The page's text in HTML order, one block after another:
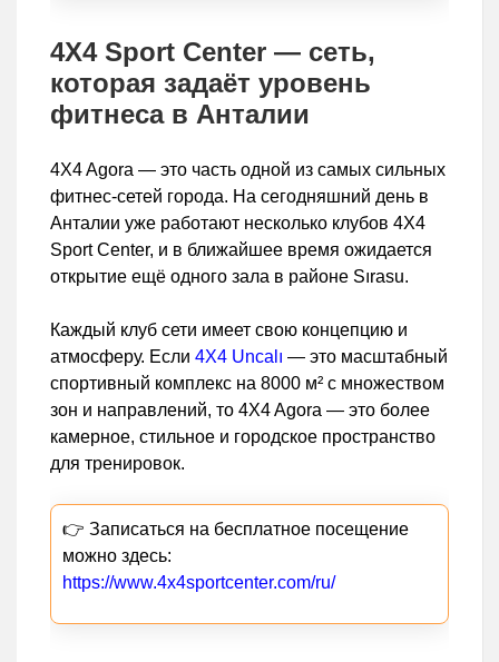
4X4 Sport Center — сеть,
которая задаёт уровень
фитнеса в Анталии
4X4 Agora — это часть одной из самых сильных
фитнес-сетей города. На сегодняшний день в
Анталии уже работают несколько клубов 4X4
Sport Center, и в ближайшее время ожидается
открытие ещё одного зала в районе Sırasu.
Каждый клуб сети имеет свою концепцию и
атмосферу. Если 4X4 Uncalı — это масштабный
спортивный комплекс на 8000 м² с множеством
зон и направлений, то 4X4 Agora — это более
камерное, стильное и городское пространство
для тренировок.
👉 Записаться на бесплатное посещение
можно здесь:
https://www.4x4sportcenter.com/ru/